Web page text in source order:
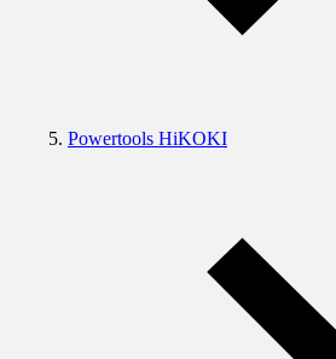
Powertools HiKOKI